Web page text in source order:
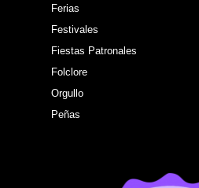
Ferias
Festivales
Fiestas Patronales
Folclore
Orgullo
Peñas